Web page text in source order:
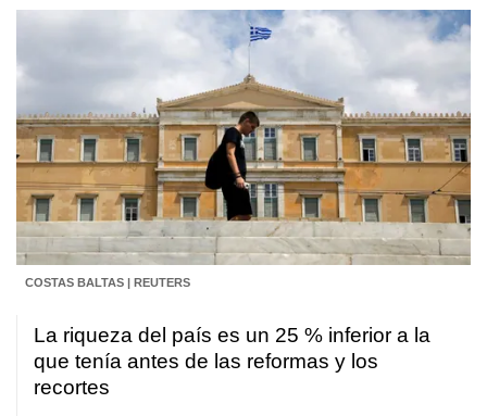
COSTAS BALTAS | REUTERS
La riqueza del país es un 25 % inferior a la
que tenía antes de las reformas y los
recortes